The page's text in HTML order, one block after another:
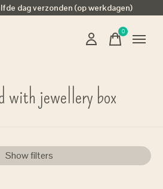
dag verzonden (op werkdagen)
0items
with jewellery box
Show filters